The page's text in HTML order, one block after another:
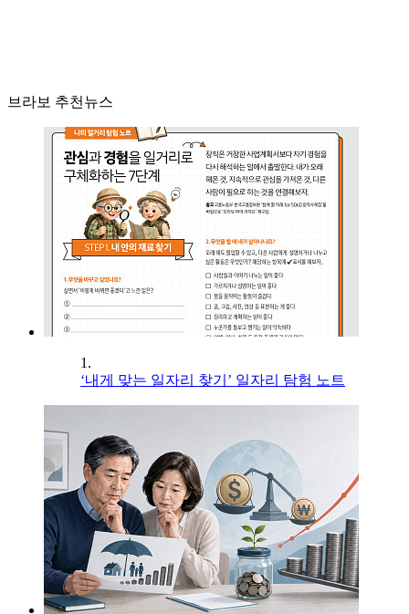
브라보 추천뉴스
1.
‘내게 맞는 일자리 찾기’ 일자리 탐험 노트